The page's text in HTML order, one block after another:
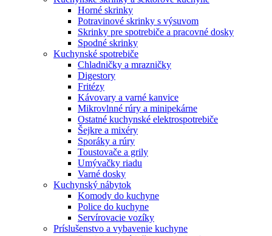
Horné skrinky
Potravinové skrinky s výsuvom
Skrinky pre spotrebiče a pracovné dosky
Spodné skrinky
Kuchynské spotrebiče
Chladničky a mrazničky
Digestory
Fritézy
Kávovary a varné kanvice
Mikrovlnné rúry a minipekárne
Ostatné kuchynské elektrospotrebiče
Šejkre a mixéry
Sporáky a rúry
Toustovače a grily
Umývačky riadu
Varné dosky
Kuchynský nábytok
Komody do kuchyne
Police do kuchyne
Servírovacie vozíky
Príslušenstvo a vybavenie kuchyne